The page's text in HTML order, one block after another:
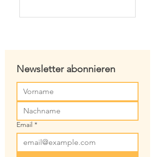
Newsletter abonnieren
Email *